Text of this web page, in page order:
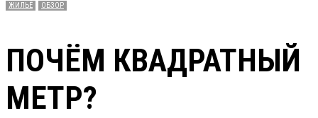
ЖИЛЬЁ ОБЗОР
ПОЧЁМ КВАДРАТНЫЙ
МЕТР?